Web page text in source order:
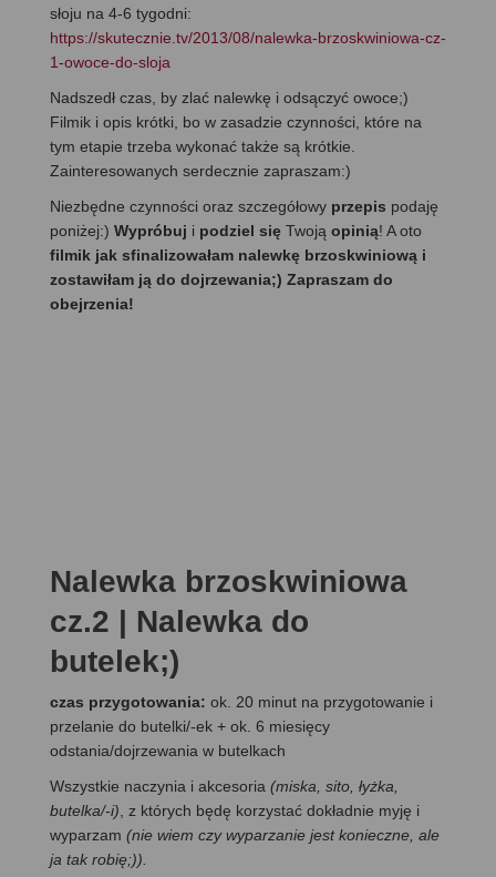
słoju na 4-6 tygodni:
https://skutecznie.tv/2013/08/nalewka-brzoskwiniowa-cz-
1-owoce-do-sloja
Nadszedł czas, by zlać nalewkę i odsączyć owoce;)
Filmik i opis krótki, bo w zasadzie czynności, które na
tym etapie trzeba wykonać także są krótkie.
Zainteresowanych serdecznie zapraszam:)
Niezbędne czynności oraz szczegółowy przepis podaję
poniżej:) Wypróbuj i podziel się Twoją opinią! A oto
filmik jak sfinalizowałam nalewkę brzoskwiniową i
zostawiłam ją do dojrzewania;) Zapraszam do
obejrzenia!
Nalewka brzoskwiniowa
cz.2 | Nalewka do
butelek;)
czas przygotowania: ok. 20 minut na przygotowanie i
przelanie do butelki/-ek + ok. 6 miesięcy
odstania/dojrzewania w butelkach
Wszystkie naczynia i akcesoria (miska, sito, łyżka,
butelka/-i) , z których będę korzystać dokładnie myję i
wyparzam (nie wiem czy wyparzanie jest konieczne, ale
ja tak robię;)).